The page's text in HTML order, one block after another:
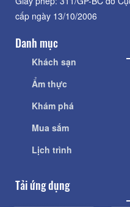
cấp ngày 13/10/2006
Danh mục
Khách sạn
Ẩm thực
Khám phá
Mua sắm
Lịch trình
Tải ứng dụng